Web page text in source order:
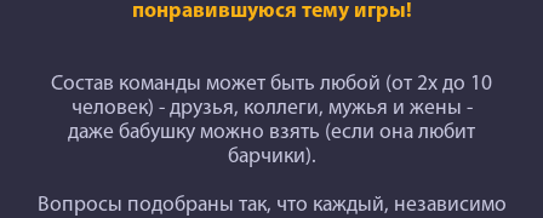
понравившуюся тему игры!
Состав команды может быть любой (от 2х до 10
человек) - друзья, коллеги, мужья и жены -
даже бабушку можно взять (если она любит
барчики).
Вопросы подобраны так, что каждый, независимо